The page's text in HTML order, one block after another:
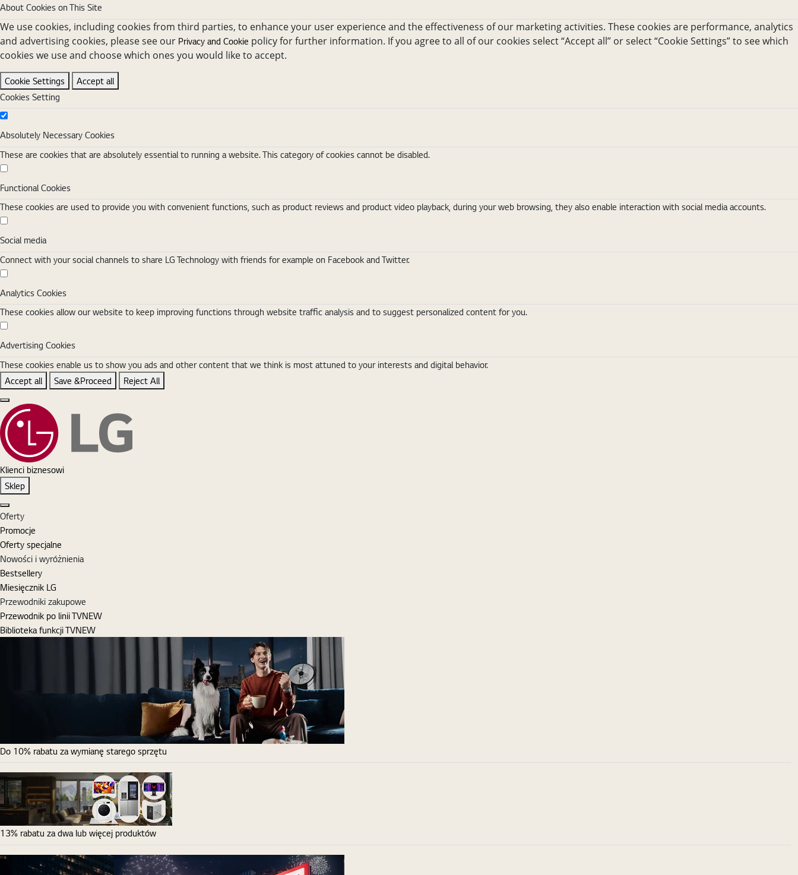
About Cookies on This Site
We use cookies, including cookies from third parties, to enhance your user experience and the effectiveness of our marketing activities. These cookies are performance, analytics
and advertising cookies, please see our Privacy and Cookie policy for further information. If you agree to all of our cookies select “Accept all” or select “Cookie Settings” to see which
cookies we use and choose which ones you would like to accept.
Cookie Settings
Accept all
Cookies Setting
Absolutely Necessary Cookies
Absolutely Necessary Cookies
These are cookies that are absolutely essential to running a website. This category of cookies cannot be disabled.
Functional Cookies
Functional Cookies
These cookies are used to provide you with convenient functions, such as product reviews and product video playback, during your web browsing, they also enable interaction with social media accounts.
Social media
Social media
Connect with your social channels to share LG Technology with friends for example on Facebook and Twitter.
Analytics Cookies
Analytics Cookies
These cookies allow our website to keep improving functions through website traffic analysis and to suggest personalized content for you.
Advertising Cookies
Advertising Cookies
These cookies enable us to show you ads and other content that we think is most attuned to your interests and digital behavior.
Accept all
Save &Proceed Reject All
Close the Cookie Setting banner
Klienci biznesowi
Sklep
Zamknij
Oferty
Promocje
Oferty specjalne
Nowości i wyróżnienia
Bestsellery
Miesięcznik LG
Przewodniki zakupowe
Przewodnik po linii TVNEW
Biblioteka funkcji TVNEW
Do 10% rabatu za wymianę starego sprzętu
13% rabatu za dwa lub więcej produktów